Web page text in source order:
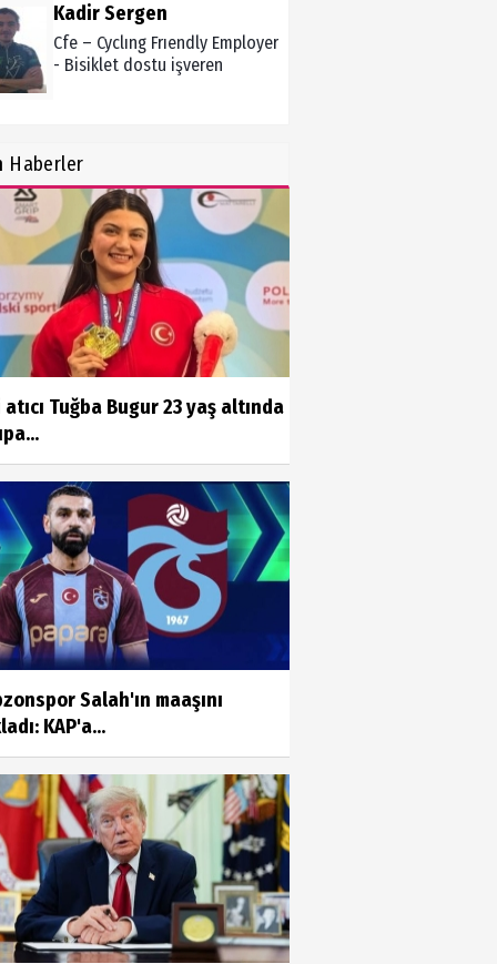
Kadir Sergen
Cfe – Cyclıng Frıendly Employer
- Bisiklet dostu işveren
Ocak 2021 Aylık Burç Yorumu
Şükrü Boz
Ölüm ve Sonrası - "Herşeyi
Yaratan Allah'tır"
Sibel Şen
Çocuklara ölüm nasıl anlatılır?
Ayşenur Dere
Türk Hukukunda Cinsiyet
Değiştirme
Merve Savıcı
MUCİZEYE GEREK YOK, SAĞLIKLI
KOLAY!
Murat Kayacan
NEDEN GAYRİMENKUL
DANIŞMANLIK HİZMETİ
ALMALIYIZ?
Mustafa Topal
VİCDANLARIMIZ KİRLENMESİN
Haberler
Tuğba Bugur 23 yaş altında
Salah'ın maaşını
KAP'a...